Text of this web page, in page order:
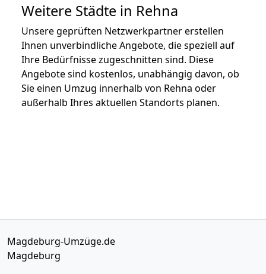
Weitere Städte in Rehna
Unsere geprüften Netzwerkpartner erstellen
Ihnen unverbindliche Angebote, die speziell auf
Ihre Bedürfnisse zugeschnitten sind. Diese
Angebote sind kostenlos, unabhängig davon, ob
Sie einen Umzug innerhalb von Rehna oder
außerhalb Ihres aktuellen Standorts planen.
Magdeburg-Umzüge.de
Magdeburg